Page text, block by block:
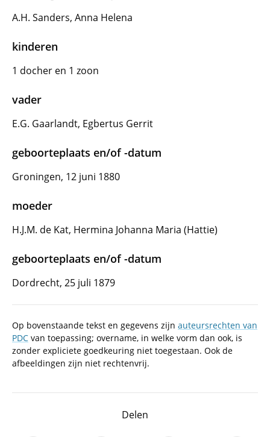
A.H. Sanders, Anna Helena
kinderen
1 docher en 1 zoon
vader
E.G. Gaarlandt, Egbertus Gerrit
geboorteplaats en/of -datum
Groningen, 12 juni 1880
moeder
H.J.M. de Kat, Hermina Johanna Maria (Hattie)
geboorteplaats en/of -datum
Dordrecht, 25 juli 1879
Op bovenstaande tekst en gegevens zijn auteursrechten van
PDC van toepassing; overname, in welke vorm dan ook, is
zonder expliciete goedkeuring niet toegestaan. Ook de
afbeeldingen zijn niet rechtenvrij.
Delen